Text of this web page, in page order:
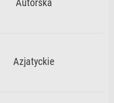
Autorska
Azjatyckie